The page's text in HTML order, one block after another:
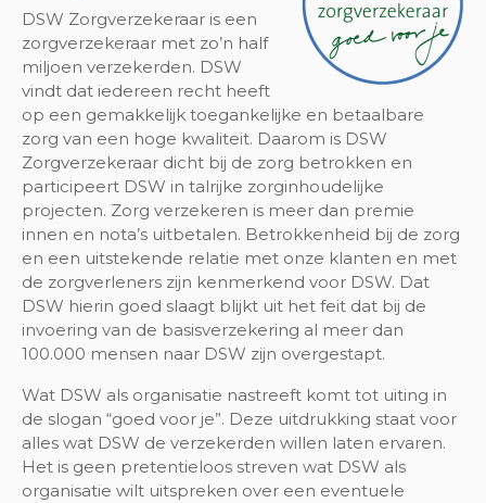
DSW Zorgverzekeraar is een
zorgverzekeraar met zo’n half
miljoen verzekerden. DSW
vindt dat iedereen recht heeft
op een gemakkelijk toegankelijke en betaalbare
zorg van een hoge kwaliteit. Daarom is DSW
Zorgverzekeraar dicht bij de zorg betrokken en
participeert DSW in talrijke zorginhoudelijke
projecten. Zorg verzekeren is meer dan premie
innen en nota’s uitbetalen. Betrokkenheid bij de zorg
en een uitstekende relatie met onze klanten en met
de zorgverleners zijn kenmerkend voor DSW. Dat
DSW hierin goed slaagt blijkt uit het feit dat bij de
invoering van de basisverzekering al meer dan
100.000 mensen naar DSW zijn overgestapt.
Wat DSW als organisatie nastreeft komt tot uiting in
de slogan “goed voor je”. Deze uitdrukking staat voor
alles wat DSW de verzekerden willen laten ervaren.
Het is geen pretentieloos streven wat DSW als
organisatie wilt uitspreken over een eventuele